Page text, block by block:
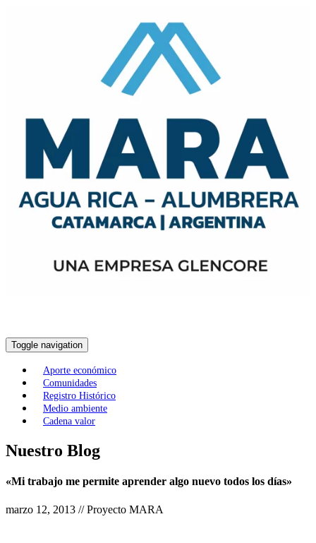
Toggle navigation
Aporte económico
Comunidades
Registro Histórico
Medio ambiente
Cadena valor
Nuestro Blog
«Mi trabajo me permite aprender algo nuevo todos los días»
marzo 12, 2013 // Proyecto MARA